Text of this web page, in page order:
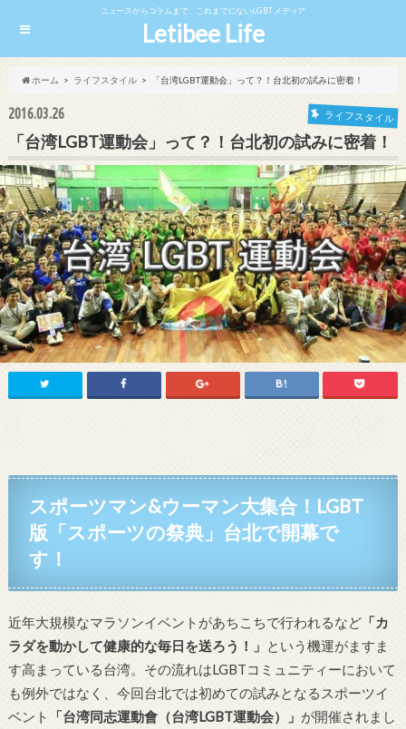
ニュースからコラムまで、これまでにないLGBTメディア
Letibee Life
ホーム ライフスタイル 「台湾LGBT運動会」って？！台北初の試みに密着！
2016.03.26 ライフスタイル
「台湾LGBT運動会」って？！台北初の試みに密着！
スポーツマン&ウーマン大集合！LGBT
版「スポーツの祭典」台北で開幕で
す！
近年大規模なマラソンイベントがあちこちで行われるなど「カ
ラダを動かして健康的な毎日を送ろう！」 という機運がますま
す高まっている台湾。その流れはLGBTコミュニティーにおいて
も例外ではなく、今回台北では初めての試みとなるスポーツイ
ベント
「台湾同志運動會（台湾LGBT運動会）」 が開催されまし